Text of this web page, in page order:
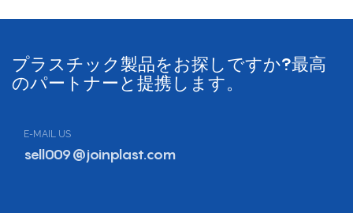
プラスチック製品をお探しですか?最高
のパートナーと提携します。
E-MAIL US
sell009@joinplast.com